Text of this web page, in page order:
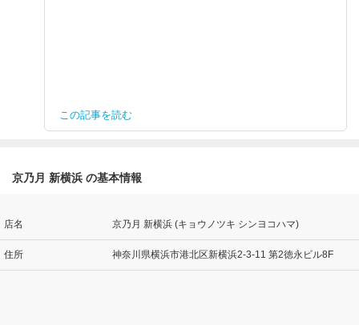
この記事を読む
京乃月 新横浜 の基本情報
店名 京乃月 新横浜 (キョウノツキ シンヨコハマ)
住所 神奈川県横浜市港北区新横浜2-3-11 第2徳永ビル8F